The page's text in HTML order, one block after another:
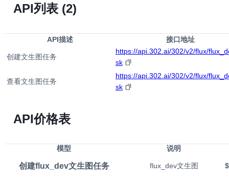
API列表 (2)
API描述 接口地址
创建文生图任务
https://api.302.ai/302/v2/flux/
sk
查看文生图任务
https://api.302.ai/302/v2/flux/
sk
API价格表
模型 说明
创建flux_dev文生图任务 flux_dev文生图